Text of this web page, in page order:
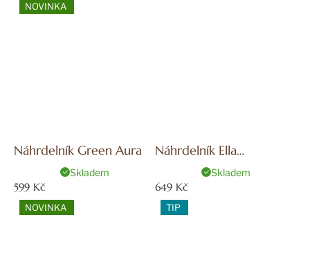
NOVINKA
Náhrdelník Green Aura
Skladem
599 Kč
Náhrdelník Ella
Silver/WhiteSkladem
649 Kč
NOVINKA TIP